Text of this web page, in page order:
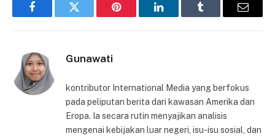
FacebookTwitter Pinterest LinkedInTumblr Email
Gunawati
kontributor International Media yang berfokus
pada peliputan berita dari kawasan Amerika dan
Eropa. Ia secara rutin menyajikan analisis
mengenai kebijakan luar negeri, isu-isu sosial, dan